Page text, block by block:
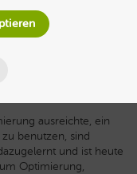
ausreichte, ein
benutzen, sind
und ist heute
Optimierung,